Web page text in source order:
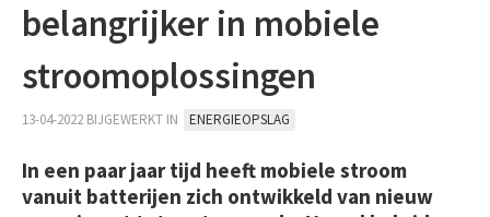
belangrijker in mobiele
stroomoplossingen
13-04-2022 BIJGEWERKT IN ENERGIEOPSLAG
In een paar jaar tijd heeft mobiele stroom
vanuit batterijen zich ontwikkeld van nieuw